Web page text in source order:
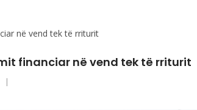
financiar në vend tek të rriturit
|